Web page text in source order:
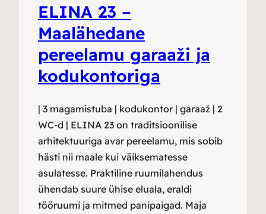
ELINA 23 –
Maalähedane
pereelamu garaaži ja
kodukontoriga
| 3 magamistuba | kodukontor | garaaž | 2
WC-d | ELINA 23 on traditsioonilise
arhitektuuriga avar pereelamu, mis sobib
hästi nii maale kui väiksematesse
asulatesse. Praktiline ruumilahendus
ühendab suure ühise eluala, eraldi
tööruumi ja mitmed panipaigad. Maja